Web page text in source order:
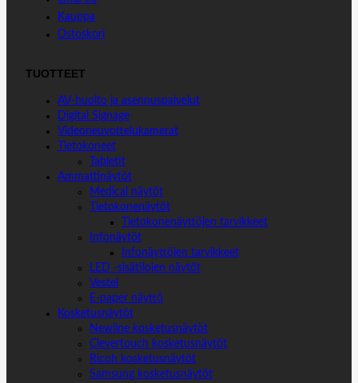
Kauppa
Ostoskori
TUOTTEET
AV-huolto ja asennuspalvelut
Digital Signage
Videoneuvottelukamerat
Tietokoneet
Tabletit
Ammattinäytöt
Medical näytöt
Tietokonenäytöt
Tietokonenäyttöjen tarvikkeet
Infonäytöt
Infonäyttöjen tarvikkeet
LED -sisätilojen näytöt
Vestel
E-paper näyttö
Kosketusnäytöt
Newline kosketusnäytöt
Clevertouch kosketusnäytöt
Ricoh kosketusnäytöt
Samsung kosketusnäytöt